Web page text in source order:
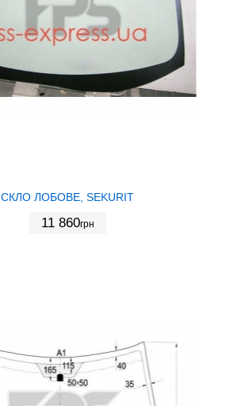
СКЛО ЛОБОВЕ, SEKURIT
11 860грн